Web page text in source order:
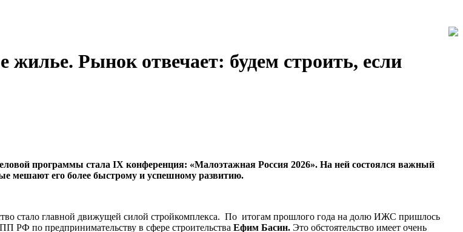
жилье. Рынок отвечает: будем строить, если
программы стала IX конференция: «Малоэтажная Россия 2026». На ней состоялся важный
мешают его более быстрому и успешному развитию.
стало главной движущей силой стройкомплекса. По итогам прошлого года на долю ИЖС пришлось
РФ по предпринимательству в сфере строительства Ефим Басин. Это обстоятельство имеет очень